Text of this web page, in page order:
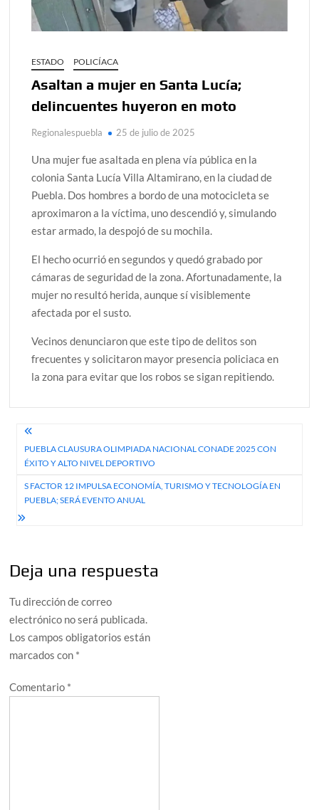
ESTADO POLICÍACA
Asaltan a mujer en Santa Lucía;
delincuentes huyeron en moto
Regionalespuebla 25 de julio de 2025
Una mujer fue asaltada en plena vía pública en la
colonia Santa Lucía Villa Altamirano, en la ciudad de
Puebla. Dos hombres a bordo de una motocicleta se
aproximaron a la víctima, uno descendió y, simulando
estar armado, la despojó de su mochila.
El hecho ocurrió en segundos y quedó grabado por
cámaras de seguridad de la zona. Afortunadamente, la
mujer no resultó herida, aunque sí visiblemente
afectada por el susto.
Vecinos denunciaron que este tipo de delitos son
frecuentes y solicitaron mayor presencia policiaca en
la zona para evitar que los robos se sigan repitiendo.
Navegación
de
entradas
PUEBLA CLAUSURA OLIMPIADA NACIONAL CONADE 2025 CON
ÉXITO Y ALTO NIVEL DEPORTIVO
S FACTOR 12 IMPULSA ECONOMÍA, TURISMO Y TECNOLOGÍA EN
PUEBLA; SERÁ EVENTO ANUAL
Deja una respuesta
Tu dirección de correo
electrónico no será publicada.
Los campos obligatorios están
marcados con *
Comentario *